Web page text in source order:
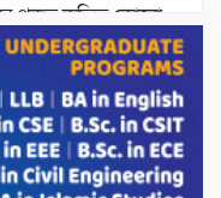
প্রকৃত কৃতিত্ব কোনো
নয়; বরং এই কৃতিত্ব
ও সম্প্রচারমন্ত্রী
প্রাথমিক বিদ্যালয়ে
রহমান কে সংবর্ধনা।